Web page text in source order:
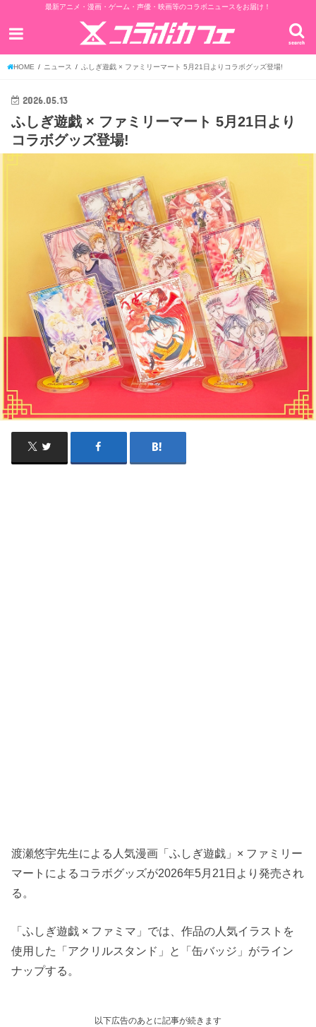
最新アニメ・漫画・ゲーム・声優・映画等のコラボニュースをお届け！
search
HOME ニュース ふしぎ遊戯 × ファミリーマート 5月21日よりコラボグッズ登場!
2026.05.13
ふしぎ遊戯 × ファミリーマート 5月21日より
コラボグッズ登場!
渡瀬悠宇先生による人気漫画「ふしぎ遊戯」× ファミリー
マートによるコラボグッズが2026年5月21日より発売され
る。
「ふしぎ遊戯 × ファミマ」では、作品の人気イラストを
使用した「アクリルスタンド」と「缶バッジ」がライン
ナップする。
以下広告のあとに記事が続きます